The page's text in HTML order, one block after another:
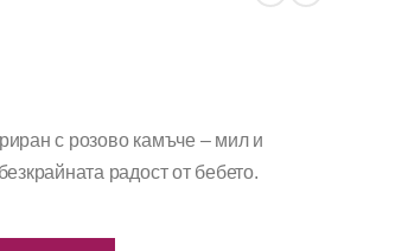
с розово камъче – мил и
радост от бебето.